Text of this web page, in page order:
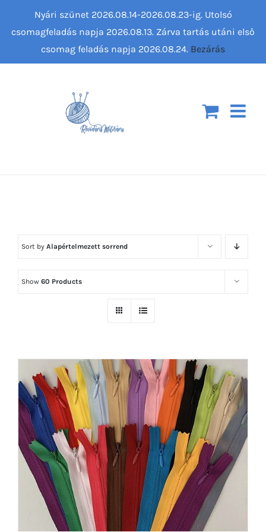
Sort by Alapértelmezett sorrend
Show 60 Products
Nyári szünet 2026.08.14-2026.08.23-ig. Utolsó
csomagfeladás napja 2026.08.13. Zárva tartás utáni első
csomag feladás napja 2026.08.24. Bezárás